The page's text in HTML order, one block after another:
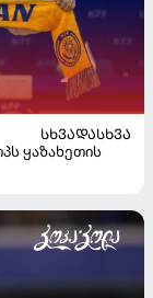
ᲡᲮᲕᲐᲓᲐᲡᲮᲕᲐ
ყაზახეთის